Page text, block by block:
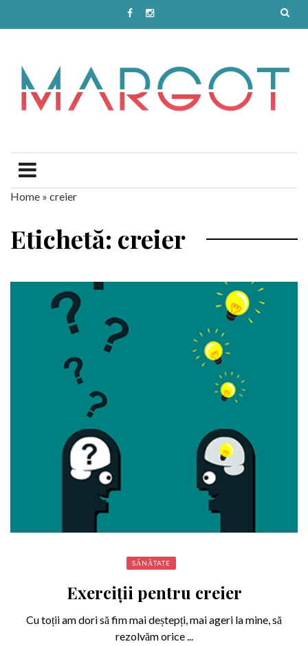
Home » creier
Etichetă: creier
SĂNĂTATE
Exerciții pentru creier
Cu toții am dori să fim mai deștepți, mai ageri la mine, să
rezolvăm orice ...